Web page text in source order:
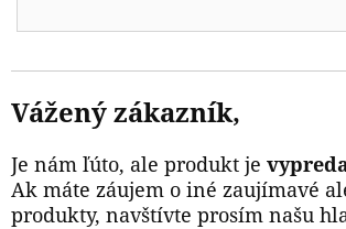
Vážený zákazník,
Je nám ľúto, ale produkt je
Ak máte záujem o iné zaujímavé
produkty, navštívte prosím našu